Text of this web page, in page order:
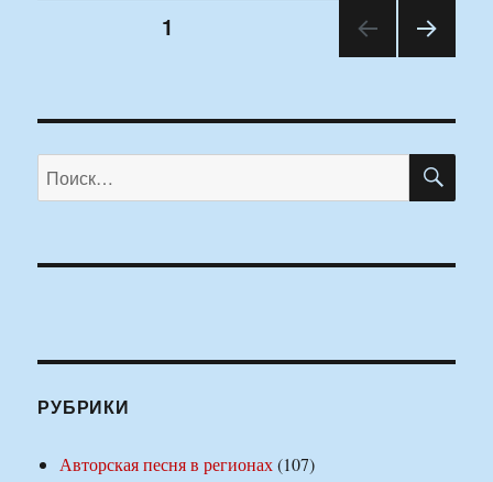
Навигация
записям
1
СТРА
НИЦ
Искать:
РУБРИКИ
Авторская песня в регионах(107)